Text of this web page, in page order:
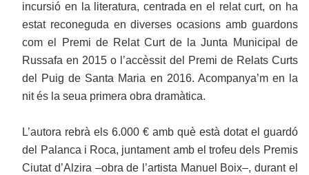
incursió en la literatura, centrada en el relat curt, on ha
estat reconeguda en diverses ocasions amb guardons
com el Premi de Relat Curt de la Junta Municipal de
Russafa en 2015 o l’accèssit del Premi de Relats Curts
del Puig de Santa Maria en 2016. Acompanya’m en la
nit és la seua primera obra dramàtica.
L’autora rebrà els 6.000 € amb què està dotat el guardó
del Palanca i Roca, juntament amb el trofeu dels Premis
Ciutat d’Alzira –obra de l’artista Manuel Boix–, durant el